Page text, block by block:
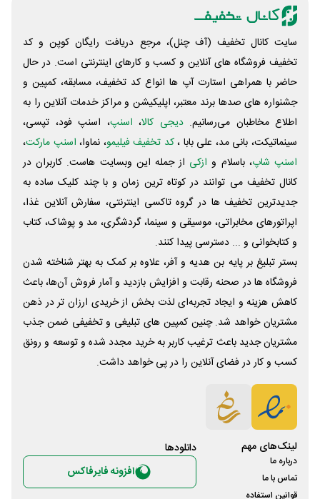
سایت کانال تخفیف (آف چنل)، مرجع دریافت رایگان کوپن و کد
تخفیف فروشگاه های آنلاین و کسب و‌ کارهای اینترنتی است. در حال
حاضر با همراهی استارت آپ ها انواع کد تخفیف، مسابقه، کمپین و
جشنواره های صدها برند معتبر، اپلیکیشن و مراکز خدمات آنلاین را به
اطلاع مخاطبان می‌رسانیم. دیجی کالا، اسنپ، اسنپ فود، تپسی،
سینماتیکت، بانی مد، علی‌ بابا ،کد تخفیف فیلیمو، نماوا، اسنپ مارکت،
اسنپ شاپ، باسلام و ازکی از جمله این وبسایت ‌هاست. کاربران در
کانال تخفیف می توانند در کوتاه ترین زمان و با چند کلیک ساده به
جدیدترین تخفیف ها در گروه تاکسی اینترنتی، سفارش آنلاین غذا،
اپراتورهای مخابراتی، موسیقی و سینما، گردشگری، مد و پوشاک، کتاب
و کتابخوانی و ... دسترسی پیدا کنند.
بستر تبلیغ بر پایه بن هدیه و آفر، علاوه بر کمک به بهتر شناخته شدن
فروشگاه ها در صحنه رقابت و افزایش بازدید و آمار فروش آن‌ها، باعث
کاهش هزینه و ایجاد تجربه‌ای لذت بخش از خریدی ارزان تر در ذهن
مشتریان خواهد شد. چنین کمپین های تبلیغی و تخفیفی ضمن جذب
مشتریان جدید باعث ترغیب کاربر به خرید مجدد شده و توسعه و رونق
کسب و کار در فضای آنلاین را در پی خواهد داشت.
لینک‌های مهم
درباره ما
تماس با ما
قوانین استفاده
دانلود‌ها
افزونه فایرفاکس